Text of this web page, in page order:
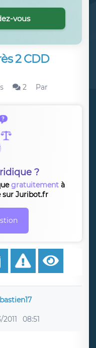
2 CDD
2
Par
?
gratuitement à
sur Juribot.fr
08:51
vous